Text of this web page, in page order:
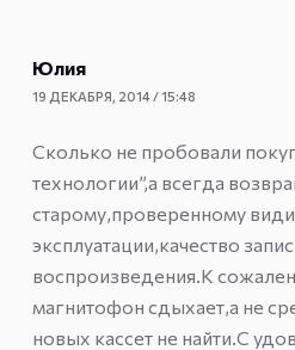
Юлия
19 ДЕКАБРЯ, 2014 / 15:48
Сколько не пробовали
технологии”,а всегда
старому,проверенному
эксплуатации,качество
воспроизведения.К
магнитофон сдыхает,а не
новых кассет не найти.С